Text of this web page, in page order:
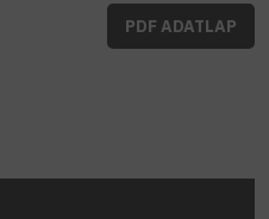
PDF ADATLAP